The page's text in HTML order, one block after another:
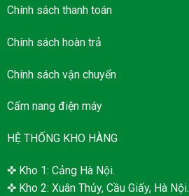
Chính sách thanh toán
Chính sách hoàn trả
Chính sách vận chuyển
Cẩm nang điện máy
HỆ THỐNG KHO HÀNG
✜ Kho 1: Cảng Hà Nội.
✜ Kho 2: Xuân Thủy, Cầu Giấy, Hà Nội.